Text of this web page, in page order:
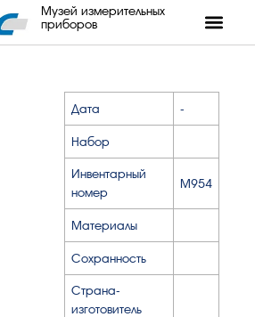
Музей измерительных
приборов
Дата -
Набор
Инвентарный
номер
М954
Материалы
Сохранность
Страна-
изготовитель